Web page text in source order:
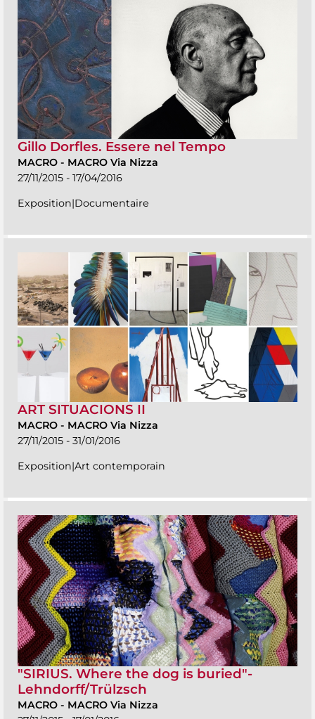
Gillo Dorfles. Essere nel Tempo
MACRO - MACRO Via Nizza
27/11/2015 - 17/04/2016
Exposition|Documentaire
ART SITUACIONS II
MACRO - MACRO Via Nizza
27/11/2015 - 31/01/2016
Exposition|Art contemporain
"SIRIUS. Where the dog is buried"-
Lehndorff/Trülzsch
MACRO - MACRO Via Nizza